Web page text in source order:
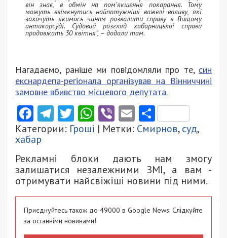
він знає, в обмін на пом’якшення покарання. Тому
можуть ввімкнутись найпотужніші важелі впливу, які
захочуть якимось чином розвалити справу в Вищому
антикорсуді. Судовий розгляд хабарницької справи
продовжать 30 квітня”, – додали там.
Нагадаємо, раніше ми повідомляли про те, син
екснардепа-регіонала організував на Вінниччині
замовне вбивство місцевого депутата.
Facebook
Telegram
Twitter
WhatsApp
ViberEmail
Категории: Гроші | Метки: Смирнов,суд,
хабар
Рекламні блоки дають нам змогу
залишатися незалежними ЗМІ, а вам -
отримувати найсвіжіші новини під ними.
Приєднуйтесь також до 49000 в Google News. Слідкуйте
за останніми новинами!